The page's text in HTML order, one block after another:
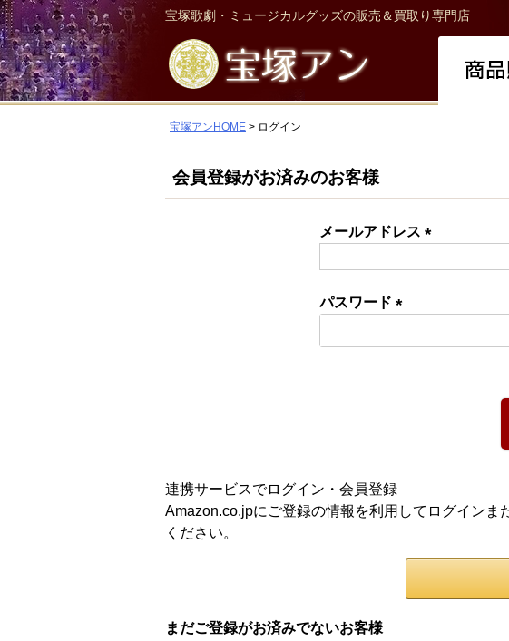
宝塚歌劇・ミュージカルグッズの販売＆買取り専門店
宝塚アンHOME ログイン
会員登録がお済みのお客様
メールアドレス
パスワード
須)
連携サービスでログイン・会員登録
Amazon.co.jpにご登録の情報を利用してログイン
ください。
まだご登録がお済みでないお客様